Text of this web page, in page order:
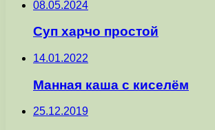
08.05.2024
Суп харчо простой
14.01.2022
Манная каша с киселём
25.12.2019